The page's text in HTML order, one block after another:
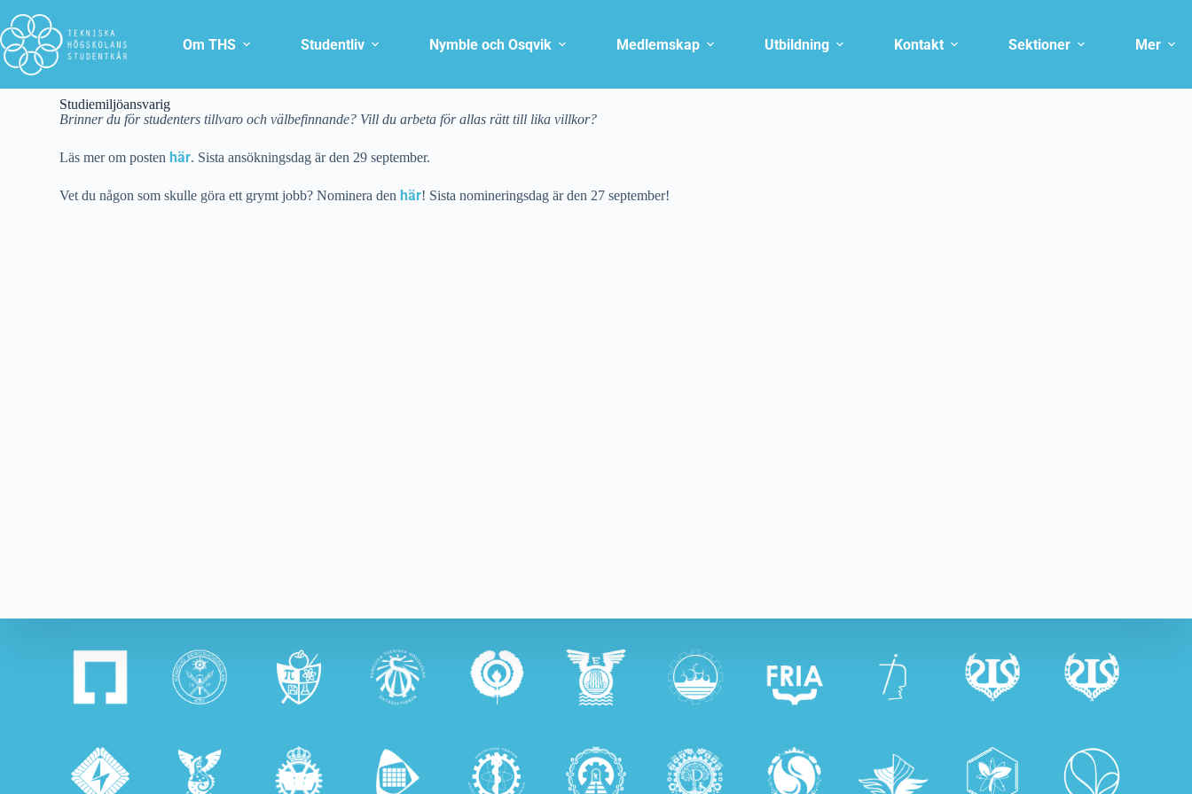
Om THS Studentliv Nymble och Osqvik Medlemskap Utbildning Kontakt Sektioner Mer
Studiemiljöansvarig
Brinner du för studenters tillvaro och välbefinnande? Vill du arbeta för allas rätt till lika villkor?
Läs mer om posten här. Sista ansökningsdag är den 29 september.
Vet du någon som skulle göra ett grymt jobb? Nominera den här! Sista nomineringsdag är den 27 september!